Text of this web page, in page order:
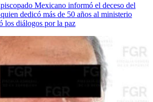
Mexicano informó el deceso del
dedicó más de 50 años al ministerio
los diálogos por la paz